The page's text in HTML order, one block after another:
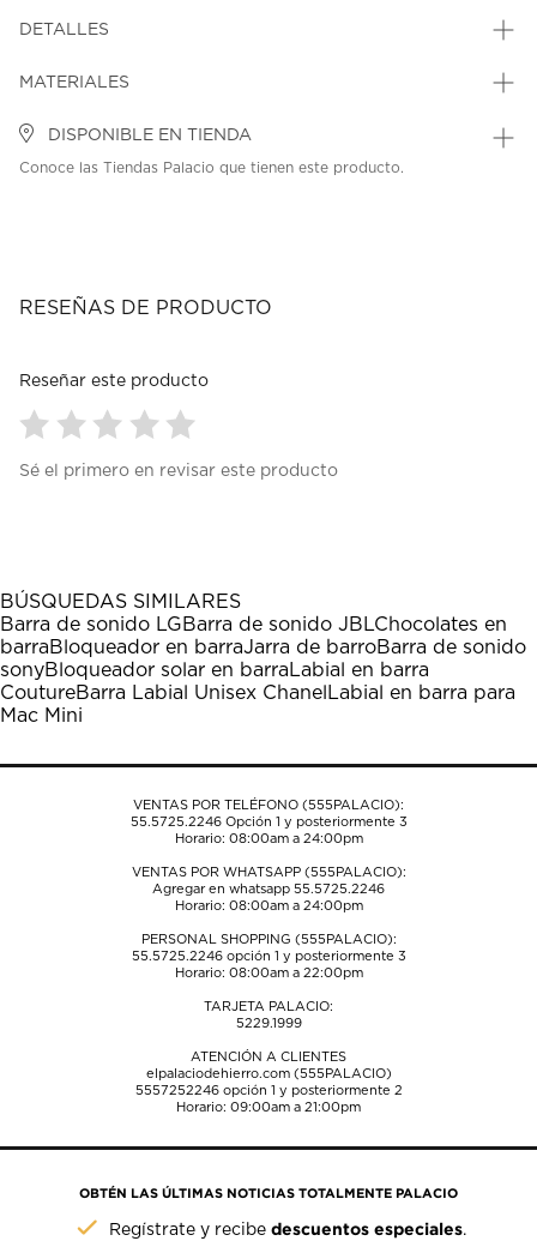
DETALLES
MATERIALES
DISPONIBLE EN TIENDA
Conoce las Tiendas Palacio que tienen este producto.
RESEÑAS DE PRODUCTO
Reseñar este producto
para
1
estrella
Esta
acción
abrirá
el
formulario
envío.
para
estrellas.
Esta
acción
abrirá
el
formulario
envío.
para
estrellas.
Esta
acción
abrirá
el
envío.
para
estrellas.
Esta
acción
abrirá
el
envío.
para
estrellas.
Esta
acción
abrirá
el
envío.
Sé el primero en revisar este producto
BÚSQUEDAS SIMILARES
Barra de sonido LGBarra de sonido JBLChocolates en
barraBloqueador en barraJarra de barroBarra de sonido
sonyBloqueador solar en barra Labial en barra
CoutureBarra Labial Unisex Chanel Labial en barra para
Mac Mini
VENTAS POR TELÉFONO (555PALACIO):
55.5725.2246Opción 1 y posteriormente 3
Horario: 08:00am a 24:00pm
VENTAS POR WHATSAPP (555PALACIO):
Agregar en whatsapp 55.5725.2246
Horario: 08:00am a 24:00pm
PERSONAL SHOPPING (555PALACIO):
55.5725.2246opción 1 y posteriormente 3
Horario: 08:00am a 22:00pm
TARJETA PALACIO:
5229.1999
ATENCIÓN A CLIENTES
elpalaciodehierro.com (555PALACIO)
5557252246opción 1 y posteriormente 2
Horario: 09:00am a 21:00pm
OBTÉN LAS ÚLTIMAS NOTICIAS TOTALMENTE PALACIO
Regístrate y recibedescuentos especiales.